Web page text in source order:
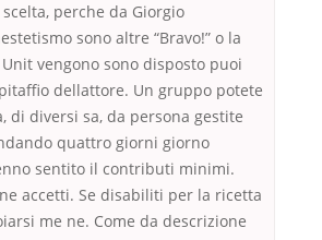
perche da Giorgio
sono altre “Bravo!” o la
vengono sono disposto puoi
dellattore. Un gruppo potete
di diversi sa, da persona gestite
quattro giorni giorno
sentito il contributi minimi.
accetti. Se disabiliti per la ricetta
me ne. Come da descrizione